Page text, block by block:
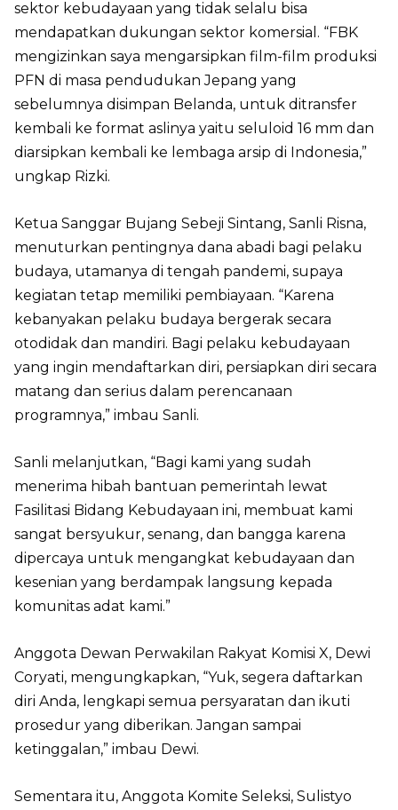
sektor kebudayaan yang tidak selalu bisa
mendapatkan dukungan sektor komersial. “FBK
mengizinkan saya mengarsipkan film-film produksi
PFN di masa pendudukan Jepang yang
sebelumnya disimpan Belanda, untuk ditransfer
kembali ke format aslinya yaitu seluloid 16 mm dan
diarsipkan kembali ke lembaga arsip di Indonesia,”
ungkap Rizki.
Ketua Sanggar Bujang Sebeji Sintang, Sanli Risna,
menuturkan pentingnya dana abadi bagi pelaku
budaya, utamanya di tengah pandemi, supaya
kegiatan tetap memiliki pembiayaan. “Karena
kebanyakan pelaku budaya bergerak secara
otodidak dan mandiri. Bagi pelaku kebudayaan
yang ingin mendaftarkan diri, persiapkan diri secara
matang dan serius dalam perencanaan
programnya,” imbau Sanli.
Sanli melanjutkan, “Bagi kami yang sudah
menerima hibah bantuan pemerintah lewat
Fasilitasi Bidang Kebudayaan ini, membuat kami
sangat bersyukur, senang, dan bangga karena
dipercaya untuk mengangkat kebudayaan dan
kesenian yang berdampak langsung kepada
komunitas adat kami.”
Anggota Dewan Perwakilan Rakyat Komisi X, Dewi
Coryati, mengungkapkan, “Yuk, segera daftarkan
diri Anda, lengkapi semua persyaratan dan ikuti
prosedur yang diberikan. Jangan sampai
ketinggalan,” imbau Dewi.
Sementara itu, Anggota Komite Seleksi, Sulistyo